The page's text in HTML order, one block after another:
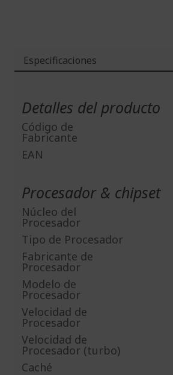
Especificaciones
Detalles del producto
Código de
Fabricante
EAN
Procesador & chipset
Núcleo del
Procesador
Tipo de Procesador
Fabricante de
Procesador
Modelo de
Procesador
Velocidad de
Procesador
Velocidad de
Procesador (turbo)
Caché